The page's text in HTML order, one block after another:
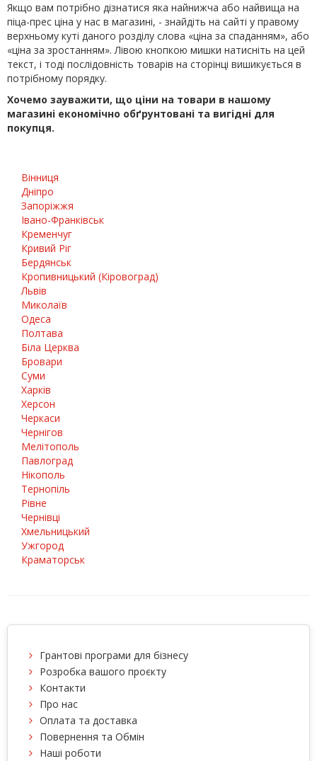
Якщо вам потрібно дізнатися яка найнижча або найвища на
піца-прес ціна у нас в магазині, - знайдіть на сайті у правому
верхньому куті даного розділу слова «ціна за спаданням», або
«ціна за зростанням». Лівою кнопкою мишки натисніть на цей
текст, і тоді послідовність товарів на сторінці вишикується в
потрібному порядку.
Хочемо зауважити, що ціни на товари в нашому
магазині економічно обґрунтовані та вигідні для
покупця.
Вінниця
Дніпро
Запоріжжя
Івано-Франківськ
Кременчуг
Кривий Ріг
Бердянськ
Кропивницький (Кіровоград)
Львів
Миколаїв
Одеса
Полтава
Біла Церква
Бровари
Суми
Харків
Херсон
Черкаси
Чернігов
Мелітополь
Павлоград
Нікополь
Тернопіль
Рівне
Чернівці
Хмельницький
Ужгород
Краматорськ
Грантові програми для бізнесу
Розробка вашого проєкту
Контакти
Про нас
Оплата та доставка
Повернення та Обмін
Наші роботи